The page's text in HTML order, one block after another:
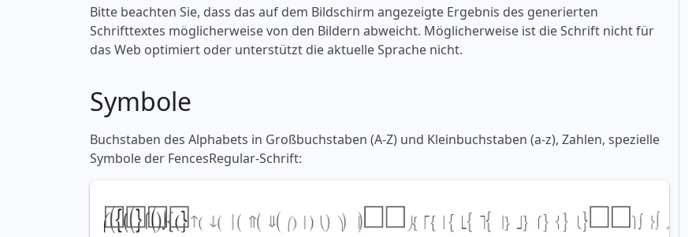
Bitte beachten Sie, dass das auf dem Bildschirm angezeigte Ergebnis des generierten
Schrifttextes möglicherweise von den Bildern abweicht. Möglicherweise ist die Schrift nicht für
das Web optimiert oder unterstützt die aktuelle Sprache nicht.
Symbole
Buchstaben des Alphabets in Großbuchstaben (A-Z) und Kleinbuchstaben (a-z), Zahlen, spezielle
Symbole der FencesRegular-Schrift: